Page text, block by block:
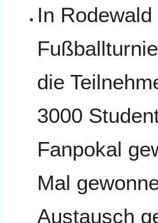
In
die
3000
Fanpokal
Mal
Austausch